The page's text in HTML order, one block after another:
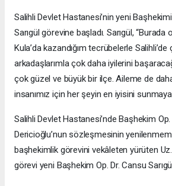
Salihli Devlet Hastanesi’nin yeni
Sarıgül görevine başladı. Sarıgül,
Kula’da kazandığım tecrübelerle Salihli’de
arkadaşlarımla çok daha iyilerini
çok güzel ve büyük bir ilçe. Aileme de
insanımız için her şeyin en iyisini sunmaya
Salihli Devlet Hastanesi’nde Başhekim Op.
Dericioğlu’nun sözleşmesinin
başhekimlik görevini vekâleten yürüten
görevi yeni Başhekim Op. Dr. Cansu